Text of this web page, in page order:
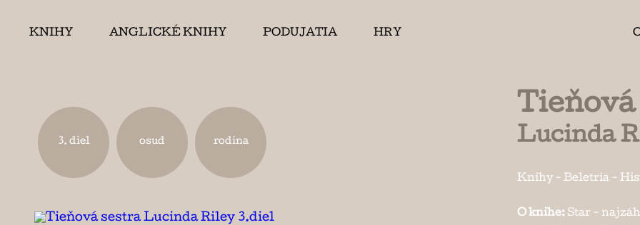
KNIHY ANGLICKÉ KNIHY PODUJATIA HRY
3. diel osud rodina Lucinda
Knihy - Beletria -
O knihe: Star -